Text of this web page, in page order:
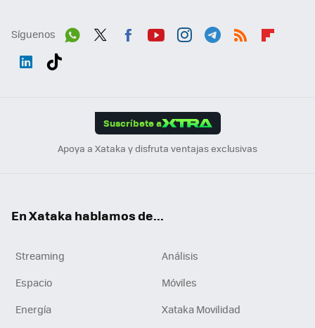
Síguenos
Suscríbete a
Apoya a Xataka y disfruta ventajas exclusivas
En Xataka hablamos de...
Streaming
Análisis
Espacio
Móviles
Energía
Xataka Movilidad